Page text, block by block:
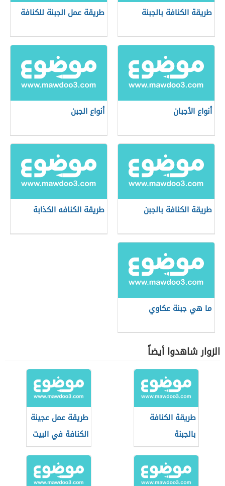
طريقة الكنافة بالجبنة طريقة عمل الجبنة للكنافة
أنواع الأجبان أنواع الجبن
طريقة الكنافة بالجبن طريقة الكنافه الكذابة
ما هي جبنة عكاوي
الزوار شاهدوا أيضاً
طريقة الكنافة
بالجبنة
طريقة عمل عجينة
الكنافة في البيت